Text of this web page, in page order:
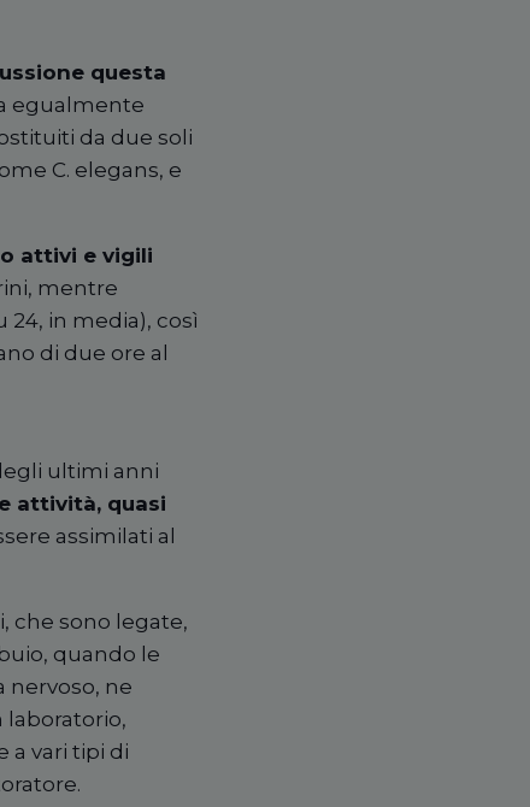
questa
egualmente
da due soli
C. elegans, e
attivi e vigili
mentre
24, in media), così
di due ore al
ultimi anni
attività, quasi
assimilati al
che sono legate,
quando le
nervoso, ne
laboratorio,
a vari tipi di